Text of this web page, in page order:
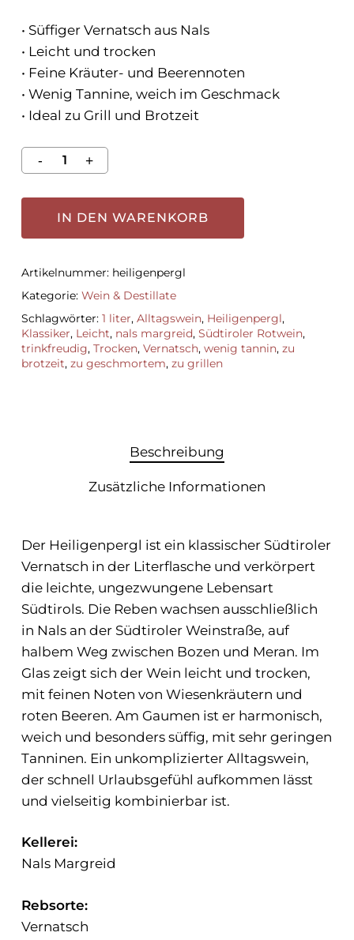
• Süffiger Vernatsch aus Nals
• Leicht und trocken
• Feine Kräuter- und Beerennoten
• Wenig Tannine, weich im Geschmack
• Ideal zu Grill und Brotzeit
IN DEN WARENKORB
Artikelnummer: heiligenpergl
Kategorie: Wein & Destillate
Schlagwörter: 1 liter, Alltagswein, Heiligenpergl,
Klassiker, Leicht, nals margreid, Südtiroler Rotwein,
trinkfreudig, Trocken, Vernatsch, wenig tannin, zu
brotzeit, zu geschmortem, zu grillen
Beschreibung
Zusätzliche Informationen
Der Heiligenpergl ist ein klassischer Südtiroler
Vernatsch in der Literflasche und verkörpert
die leichte, ungezwungene Lebensart
Südtirols. Die Reben wachsen ausschließlich
in Nals an der Südtiroler Weinstraße, auf
halbem Weg zwischen Bozen und Meran. Im
Glas zeigt sich der Wein leicht und trocken,
mit feinen Noten von Wiesenkräutern und
roten Beeren. Am Gaumen ist er harmonisch,
weich und besonders süffig, mit sehr geringen
Tanninen. Ein unkomplizierter Alltagswein,
der schnell Urlaubsgefühl aufkommen lässt
und vielseitig kombinierbar ist.
Kellerei:
Nals Margreid
Rebsorte:
Vernatsch